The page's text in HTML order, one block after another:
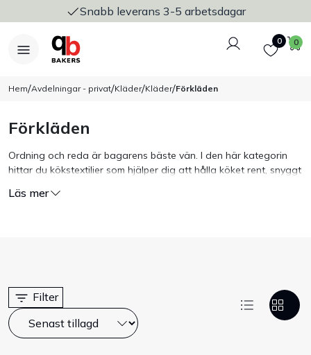
Snabb leverans 3-5 arbetsdagar
Logga in
Favoriter
0 0
Nyheter
Bakers Pureline
Utensilier
Hem/Avdelningar - privat/Kläder/Kläder/Förkläden
Förkläden
Ordning och reda är bagarens bäste vän. I den här kategorin
hittar du kökstextilier som hjälper dig att hålla köket rent, snyggt
handukar, kockmössor, ugnsvantar och mycket annat. Om du
Läs mer
Filter